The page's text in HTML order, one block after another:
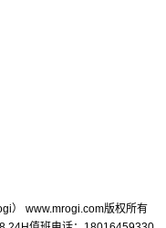
） www.mrogi.com版权所有